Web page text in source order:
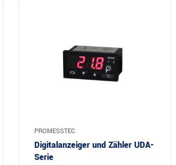
PROMESSTEC
Digitalanzeiger und Zähler UDA-
Serie